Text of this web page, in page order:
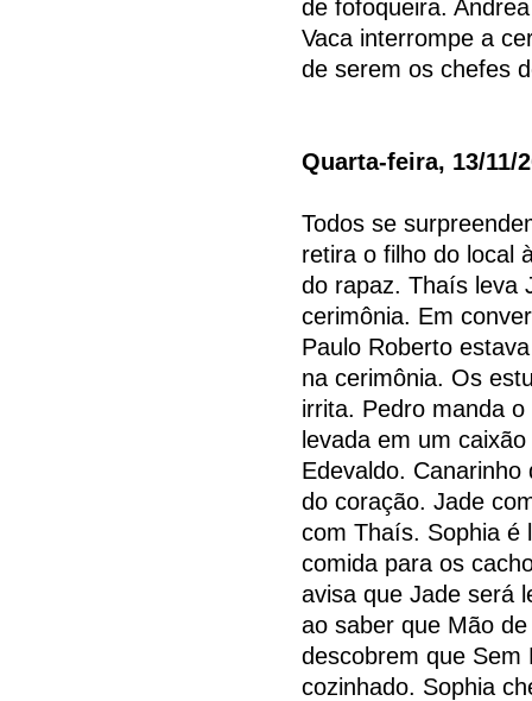
de fofoqueira.
Vaca interrompe a
de serem os chefes
Quarta-feira, 13/11/
Todos se
retira o filho do local
do rapaz. Thaís leva
cerimônia. Em
Paulo Roberto
na cerimônia. Os
irrita. Pedro manda
levada em um
Edevaldo.
do coração. Jade
com Thaís. Sophia é
comida para os
avisa que Jade será
ao saber que Mão
descobrem que Sem
cozinhado. Sophia